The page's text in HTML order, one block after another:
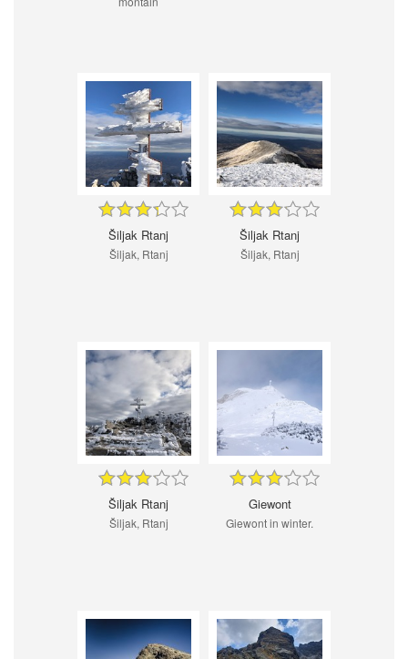
Šiljak Rtanj
Šiljak, Rtanj
Šiljak Rtanj
Šiljak, Rtanj
Šiljak Rtanj
Šiljak, Rtanj
Giewont
Giewont in winter.